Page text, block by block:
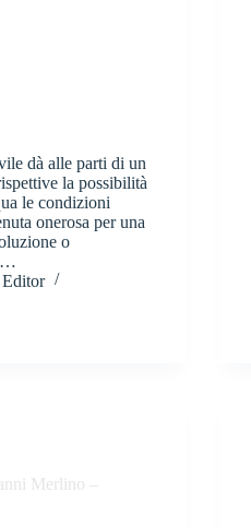
dà alle parti di un
la possibilità
le condizioni
onerosa per una
o
Merlino –